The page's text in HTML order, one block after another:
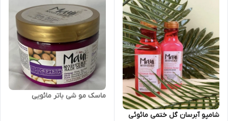
شامپو آبرسان گل ختمی مائوئی
ماسک مو شی باتر مائویی